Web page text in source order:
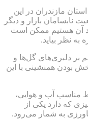
مازندران در این
نابسامان بازار و دیگر
آن هستیم ممکن است
نظر بیاید.
بر دلبری‌های گل‌ها و
بودن همنشینی با این
مناسب آب و هوایی،
که دارد یکی از
به شمار می‌رود.